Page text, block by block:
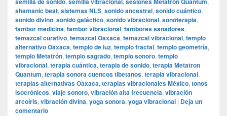
shamanic beat, sistemas NLS, sonido ancestral, sonido cuántico,
sonido divino, sonido galáctico, sonido vibracional, sonoterapia,
tambor medicina, tambor vibracional, tambores sanadores,
temazcal curativo, temazcal Oaxaca, temazcal vibracional, templo
alternativo Oaxaca, templo de luz, templo fractal, templo geometría,
templo Metatrón, templo sagrado, templo sonoro, templo
vibracional, terapia cuántica, terapia de sonido, terapia Metatron
Quantum, terapia sonora cuencos tibetanos, terapia vibracional,
terapias alternativas Oaxaca, terapias vibracionales México, tonos
isocrónicos, viaje sonoro, vibración alta frecuencia, vibración
arcoíris, vibración divina, yoga sonora, yoga vibracional | Deja un
comentario